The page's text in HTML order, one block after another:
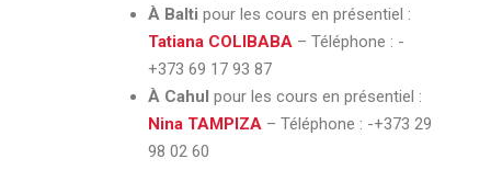
À Balti pour les cours en présentiel :
Tatiana COLIBABA – Téléphone : -
+373 69 17 93 87
À Cahul pour les cours en présentiel :
Nina TAMPIZA – Téléphone : -+373 29
98 02 60